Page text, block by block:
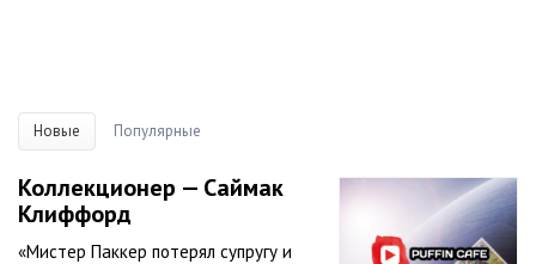
Новые Популярные
Коллекционер — Саймак
Клиффорд
«Мистер Паккер потерял супругу и